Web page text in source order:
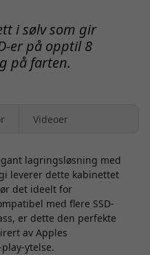
i sølv som gir
er på opptil 8
på farten.
Videoer
lagringsløsning med
leverer dette kabinettet
det ideelt for
med flere SSD-
er dette den perfekte
av Apples
ytelse.